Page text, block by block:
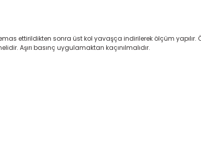
ettirildikten sonra üst kol yavaşça indirilerek ölçüm
Aşırı basınç uygulamaktan kaçınılmalıdır.